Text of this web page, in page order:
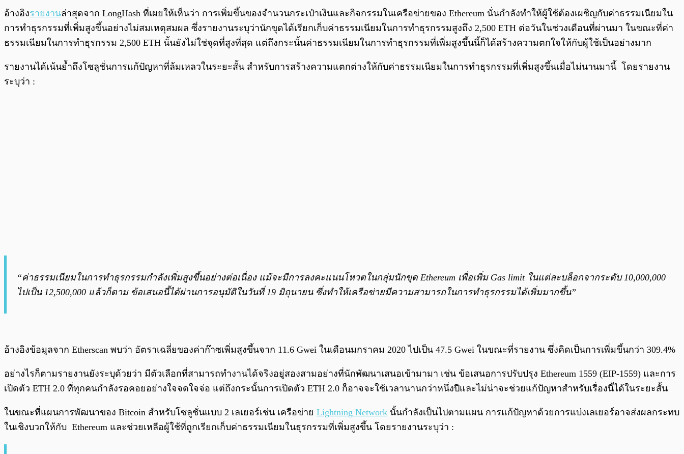
อ้างอิงรายงานล่าสุดจาก LongHash ที่เผยให้เห็นว่า การเพิ่มขึ้นของจำนวนกระเป๋าเงินและกิจกรรมในเครือข่ายของ Ethereum นั่นกำลังทำให้ผู้ใช้ต้องเผชิญกับค่าธรรมเนียมใน
การทำธุรกรรมที่เพิ่มสูงขึ้นอย่างไม่สมเหตุสมผล ซึ่งรายงานระบุว่านักขุดได้เรียกเก็บค่าธรรมเนียมในการทำธุรกรรมสูงถึง 2,500 ETH ต่อวันในช่วงเดือนที่ผ่านมา ในขณะที่ค่า
ธรรมเนียมในการทำธุรกรรม 2,500 ETH นั้นยังไม่ใช่จุดที่สูงที่สุด แต่ถึงกระนั้นค่าธรรมเนียมในการทำธุรกรรมที่เพิ่มสูงขึ้นนี้ก็ได้สร้างความตกใจให้กับผู้ใช้เป็นอย่างมาก
รายงานได้เน้นย้ำถึงโซลูชั่นการแก้ปัญหาที่ล้มเหลวในระยะสั้น สำหรับการสร้างความแตกต่างให้กับค่าธรรมเนียมในการทำธุรกรรมที่เพิ่มสูงขึ้นเมื่อไม่นานมานี้ โดยรายงาน
ระบุว่า :
“ค่าธรรมเนียมในการทำธุรกรรมกำลังเพิ่มสูงขึ้นอย่างต่อเนื่อง แม้จะมีการลงคะแนนโหวตในกลุ่มนักขุด Ethereum เพื่อเพิ่ม Gas limit ในแต่ละบล็อกจากระดับ 10,000,000
ไปเป็น 12,500,000 แล้วก็ตาม ข้อเสนอนี้ได้ผ่านการอนุมัติในวันที่ 19 มิถุนายน ซึ่งทำให้เครือข่ายมีความสามารถในการทำธุรกรรมได้เพิ่มมากขึ้น”
อ้างอิงข้อมูลจาก Etherscan พบว่า อัตราเฉลี่ยของค่าก๊าซเพิ่มสูงขึ้นจาก 11.6 Gwei ในเดือนมกราคม 2020 ไปเป็น 47.5 Gwei ในขณะที่รายงาน ซึ่งคิดเป็นการเพิ่มขึ้นกว่า 309.4%
อย่างไรก็ตามรายงานยังระบุด้วยว่า มีตัวเลือกที่สามารถทำงานได้จริงอยู่สองสามอย่างที่นักพัฒนาเสนอเข้ามามา เช่น ข้อเสนอการปรับปรุง Ethereum 1559 (EIP-1559) และการ
เปิดตัว ETH 2.0 ที่ทุกคนกำลังรอคอยอย่างใจจดใจจ่อ แต่ถึงกระนั้นการเปิดตัว ETH 2.0 ก็อาจจะใช้เวลานานกว่าหนึ่งปีและไม่น่าจะช่วยแก้ปัญหาสำหรับเรื่องนี้ได้ในระยะสั้น
ในขณะที่แผนการพัฒนาของ Bitcoin สำหรับโซลูชั่นแบบ 2 เลเยอร์เช่น เครือข่าย Lightning Network นั้นกำลังเป็นไปตามแผน การแก้ปัญหาด้วยการแบ่งเลเยอร์อาจส่งผลกระทบ
ในเชิงบวกให้กับ Ethereum และช่วยเหลือผู้ใช้ที่ถูกเรียกเก็บค่าธรรมเนียมในธุรกรรมที่เพิ่มสูงขึ้น โดยรายงานระบุว่า :